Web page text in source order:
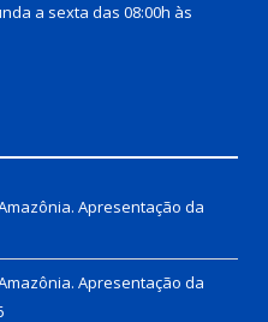
a sexta das 08:00h às
Amazônia. Apresentação da
Amazônia. Apresentação da